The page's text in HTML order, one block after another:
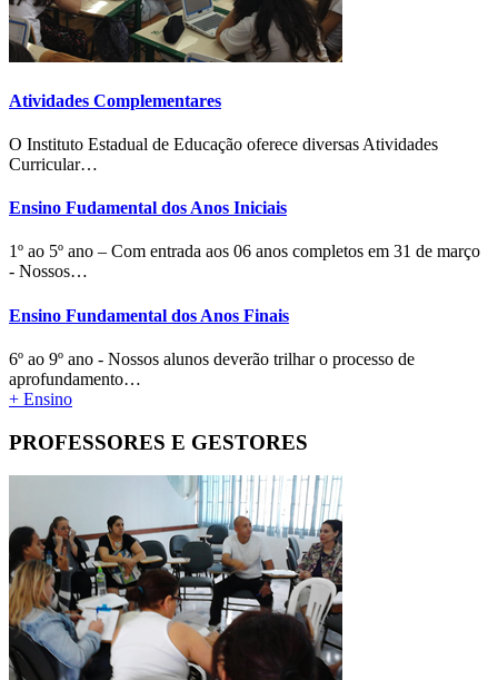
Atividades Complementares
O Instituto Estadual de Educação oferece diversas Atividades
Curricular…
Ensino Fudamental dos Anos Iniciais
1º ao 5º ano – Com entrada aos 06 anos completos em 31 de março
- Nossos…
Ensino Fundamental dos Anos Finais
6º ao 9º ano - Nossos alunos deverão trilhar o processo de
aprofundamento…
+ Ensino
PROFESSORES E GESTORES